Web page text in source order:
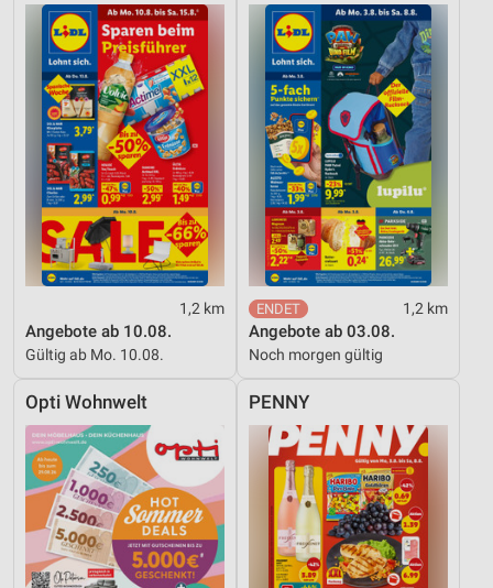
1,2 km
Angebote ab 10.08.
Gültig ab Mo. 10.08.
1,2 km
Angebote ab 03.08.
Noch morgen gültig
Opti Wohnwelt PENNY